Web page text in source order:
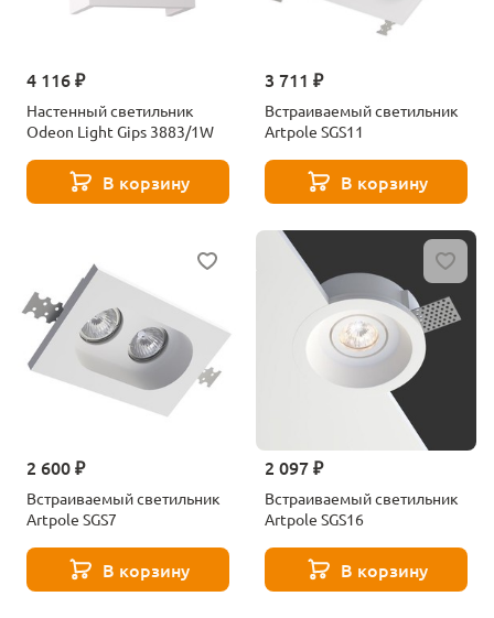
4 116 ₽
Настенный светильник
Odeon Light Gips 3883/1W
В корзину
3 711 ₽
Встраиваемый светильник
Artpole SGS11
В корзину
2 600 ₽
Встраиваемый светильник
Artpole SGS7
В корзину
2 097 ₽
Встраиваемый светильник
Artpole SGS16
В корзину